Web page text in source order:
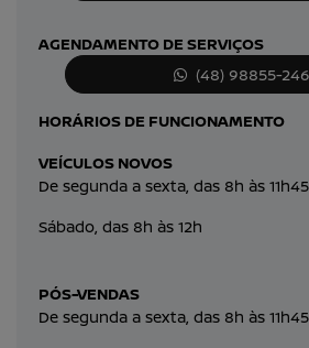
AGENDAMENTO DE SERVIÇOS
(48) 98855-
HORÁRIOS DE FUNCIONAMENTO
VEÍCULOS NOVOS
De segunda a sexta, das 8h às
Sábado, das 8h às 12h
PÓS-VENDAS
De segunda a sexta, das 8h às